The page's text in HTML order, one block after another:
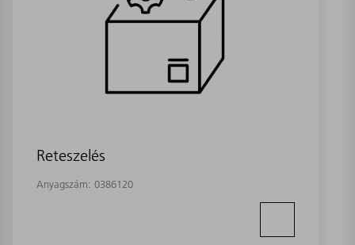
Reteszelés
Anyagszám: 0386120